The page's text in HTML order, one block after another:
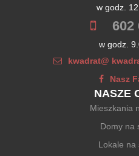
w godz.
602
w godz.
kwadrat@
Nasz
NASZE
Mieszkania
Domy na
Lokale na